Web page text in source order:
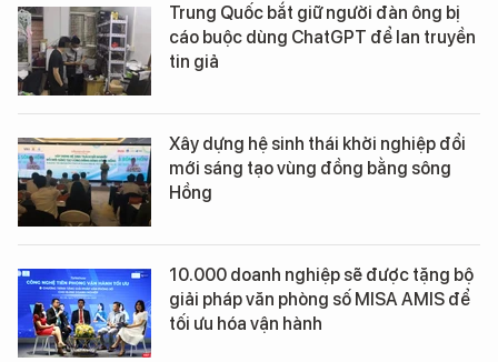
Trung Quốc bắt giữ người đàn ông bị
cáo buộc dùng ChatGPT để lan truyền
tin giả
Xây dựng hệ sinh thái khởi nghiệp đổi
mới sáng tạo vùng đồng bằng sông
Hồng
10.000 doanh nghiệp sẽ được tặng bộ
giải pháp văn phòng số MISA AMIS để
tối ưu hóa vận hành